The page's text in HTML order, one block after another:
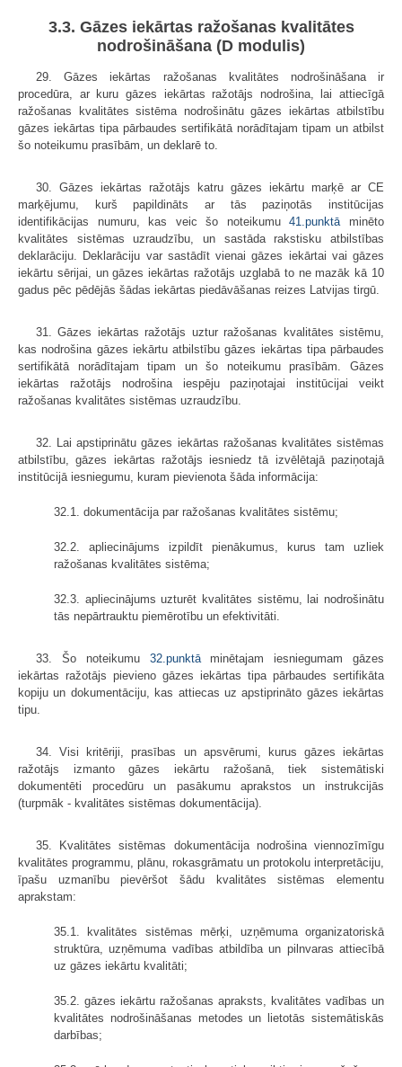
3.3. Gāzes iekārtas ražošanas kvalitātes
nodrošināšana (D modulis)
29. Gāzes iekārtas ražošanas kvalitātes nodrošināšana ir
procedūra, ar kuru gāzes iekārtas ražotājs nodrošina, lai attiecīgā
ražošanas kvalitātes sistēma nodrošinātu gāzes iekārtas atbilstību
gāzes iekārtas tipa pārbaudes sertifikātā norādītajam tipam un atbilst
šo noteikumu prasībām, un deklarē to.
30. Gāzes iekārtas ražotājs katru gāzes iekārtu marķē ar CE
marķējumu, kurš papildināts ar tās paziņotās institūcijas
identifikācijas numuru, kas veic šo noteikumu41.punktā minēto
kvalitātes sistēmas uzraudzību, un sastāda rakstisku atbilstības
deklarāciju. Deklarāciju var sastādīt vienai gāzes iekārtai vai gāzes
iekārtu sērijai, un gāzes iekārtas ražotājs uzglabā to ne mazāk kā 10
gadus pēc pēdējās šādas iekārtas piedāvāšanas reizes Latvijas tirgū.
31. Gāzes iekārtas ražotājs uztur ražošanas kvalitātes sistēmu,
kas nodrošina gāzes iekārtu atbilstību gāzes iekārtas tipa pārbaudes
sertifikātā norādītajam tipam un šo noteikumu prasībām. Gāzes
iekārtas ražotājs nodrošina iespēju paziņotajai institūcijai veikt
ražošanas kvalitātes sistēmas uzraudzību.
32. Lai apstiprinātu gāzes iekārtas ražošanas kvalitātes sistēmas
atbilstību, gāzes iekārtas ražotājs iesniedz tā izvēlētajā paziņotajā
institūcijā iesniegumu, kuram pievienota šāda informācija:
32.1. dokumentācija par ražošanas kvalitātes sistēmu;
32.2. apliecinājums izpildīt pienākumus, kurus tam uzliek
ražošanas kvalitātes sistēma;
32.3. apliecinājums uzturēt kvalitātes sistēmu, lai nodrošinātu
tās nepārtrauktu piemērotību un efektivitāti.
33. Šo noteikumu 32.punktāminētajam iesniegumam gāzes
iekārtas ražotājs pievieno gāzes iekārtas tipa pārbaudes sertifikāta
kopiju un dokumentāciju, kas attiecas uz apstiprināto gāzes iekārtas
tipu.
34. Visi kritēriji, prasības un apsvērumi, kurus gāzes iekārtas
ražotājs izmanto gāzes iekārtu ražošanā, tiek sistemātiski
dokumentēti procedūru un pasākumu aprakstos un instrukcijās
(turpmāk - kvalitātes sistēmas dokumentācija).
35. Kvalitātes sistēmas dokumentācija nodrošina viennozīmīgu
kvalitātes programmu, plānu, rokasgrāmatu un protokolu interpretāciju,
īpašu uzmanību pievēršot šādu kvalitātes sistēmas elementu
aprakstam:
35.1. kvalitātes sistēmas mērķi, uzņēmuma organizatoriskā
struktūra, uzņēmuma vadības atbildība un pilnvaras attiecībā
uz gāzes iekārtu kvalitāti;
35.2. gāzes iekārtu ražošanas apraksts, kvalitātes vadības un
kvalitātes nodrošināšanas metodes un lietotās sistemātiskās
darbības;